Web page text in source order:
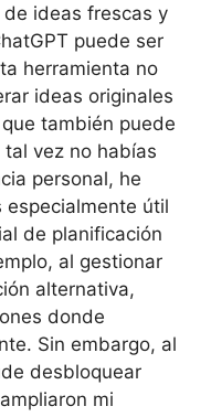
ideas frescas y
puede ser
herramienta no
ideas originales
también puede
vez no habías
personal, he
especialmente útil
de planificación
al gestionar
alternativa,
donde
Sin embargo, al
desbloquear
mi